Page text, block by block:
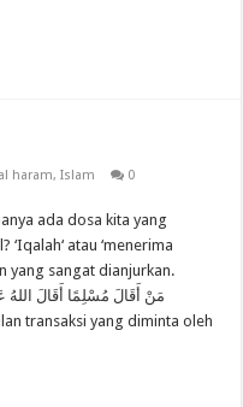
haram,Islam 0
ada dosa kita yang
atau ‘menerima
yang sangat dianjurkan.
transaksi yang diminta oleh